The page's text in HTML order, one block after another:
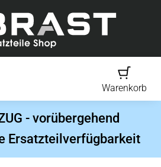
Warenkorb
- vorübergehend
Ersatzteilverfügbarkeit